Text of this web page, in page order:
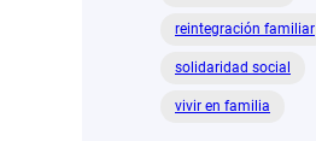
reintegración familiar
solidaridad social
vivir en familia